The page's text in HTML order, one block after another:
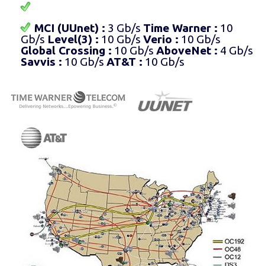
MCI (UUnet) : 3 Gb/s Time Warner : 10
Gb/s Level(3) : 10 Gb/sVerio : 10 Gb/s
Global Crossing : 10 Gb/sAboveNet : 4 Gb/s
Savvis : 10 Gb/sAT&T : 10 Gb/s